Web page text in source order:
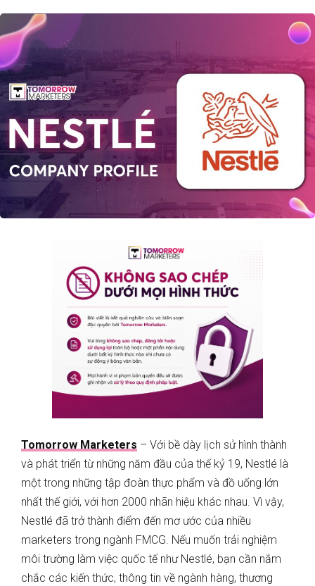
Tomorrow Marketers – Với bề dày lịch sử hình thành
và phát triển từ những năm đầu của thế kỷ 19, Nestlé là
một trong những tập đoàn thực phẩm và đồ uống lớn
nhất thế giới, với hơn 2000 nhãn hiệu khác nhau. Vì vậy,
Nestlé đã trở thành điểm đến mơ ước của nhiều
marketers trong ngành FMCG. Nếu muốn trải nghiệm
môi trường làm việc quốc tế như Nestlé, bạn cần nắm
chắc các kiến thức, thông tin về ngành hàng, thương